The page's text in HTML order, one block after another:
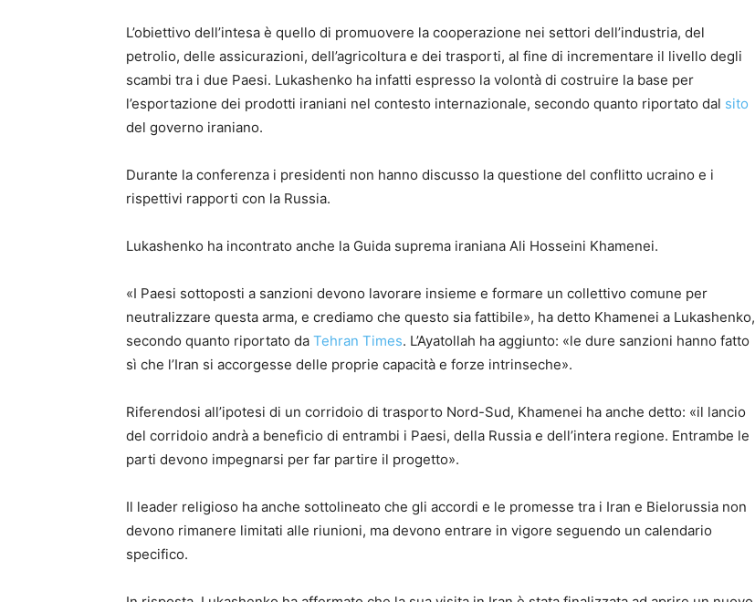
L’obiettivo dell’intesa è quello di promuovere la cooperazione nei settori dell’industria, del
petrolio, delle assicurazioni, dell’agricoltura e dei trasporti, al fine di incrementare il livello degli
scambi tra i due Paesi. Lukashenko ha infatti espresso la volontà di costruire la base per
l’esportazione dei prodotti iraniani nel contesto internazionale, secondo quanto riportato dal sito
del governo iraniano.
Durante la conferenza i presidenti non hanno discusso la questione del conflitto ucraino e i
rispettivi rapporti con la Russia.
Lukashenko ha incontrato anche la Guida suprema iraniana Ali Hosseini Khamenei.
«I Paesi sottoposti a sanzioni devono lavorare insieme e formare un collettivo comune per
neutralizzare questa arma, e crediamo che questo sia fattibile», ha detto Khamenei a Lukashenko,
secondo quanto riportato da Tehran Times. L’Ayatollah ha aggiunto: «le dure sanzioni hanno fatto
sì che l’Iran si accorgesse delle proprie capacità e forze intrinseche».
Riferendosi all’ipotesi di un corridoio di trasporto Nord-Sud, Khamenei ha anche detto: «il lancio
del corridoio andrà a beneficio di entrambi i Paesi, della Russia e dell’intera regione. Entrambe le
parti devono impegnarsi per far partire il progetto».
Il leader religioso ha anche sottolineato che gli accordi e le promesse tra i Iran e Bielorussia non
devono rimanere limitati alle riunioni, ma devono entrare in vigore seguendo un calendario
specifico.